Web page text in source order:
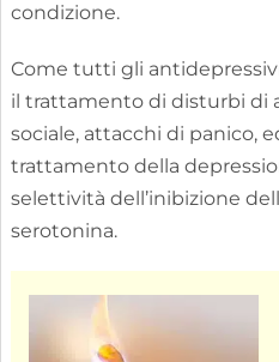
condizione.
Come tutti gli
il trattamento di disturbi di
sociale, attacchi di panico,
trattamento della
selettività dell’inibizione
serotonina.